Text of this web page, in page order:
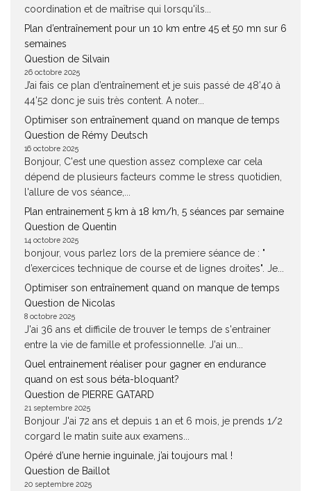
coordination et de maîtrise qui lorsqu'ils...
Plan d’entraînement pour un 10 km entre 45 et 50 mn sur 6
semaines
Question de Silvain
26 octobre 2025
J’ai fais ce plan d’entraînement et je suis passé de 48’40 à
44’52 donc je suis très content. A noter...
Optimiser son entraînement quand on manque de temps
Question de Rémy Deutsch
16 octobre 2025
Bonjour, C'est une question assez complexe car cela
dépend de plusieurs facteurs comme le stress quotidien,
l'allure de vos séance,...
Plan entrainement 5 km à 18 km/h, 5 séances par semaine
Question de Quentin
14 octobre 2025
bonjour, vous parlez lors de la premiere séance de : "
d’exercices technique de course et de lignes droites". Je...
Optimiser son entraînement quand on manque de temps
Question de Nicolas
8 octobre 2025
J'ai 36 ans et difficile de trouver le temps de s'entrainer
entre la vie de famille et professionnelle. J'ai un...
Quel entrainement réaliser pour gagner en endurance
quand on est sous béta-bloquant?
Question de PIERRE GATARD
21 septembre 2025
Bonjour J'ai 72 ans et depuis 1 an et 6 mois, je prends 1/2
corgard le matin suite aux examens...
Opéré d’une hernie inguinale, j’ai toujours mal !
Question de Baillot
20 septembre 2025